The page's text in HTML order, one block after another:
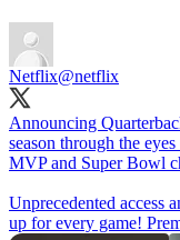
Netflix@netflix
Announcing
season through the
MVP and Super Bowl
Unprecedented access
up for every game!